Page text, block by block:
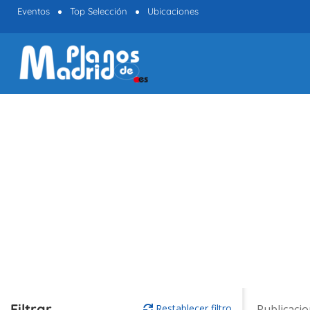
Eventos Top Selección Ubicaciones